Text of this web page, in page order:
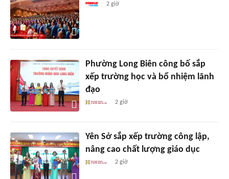
2 giờ
Phường Long Biên công bố sắp
xếp trường học và bổ nhiệm lãnh
đạo
2 giờ
Yên Sở sắp xếp trường công lập,
nâng cao chất lượng giáo dục
2 giờ